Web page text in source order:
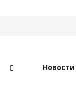
Новости